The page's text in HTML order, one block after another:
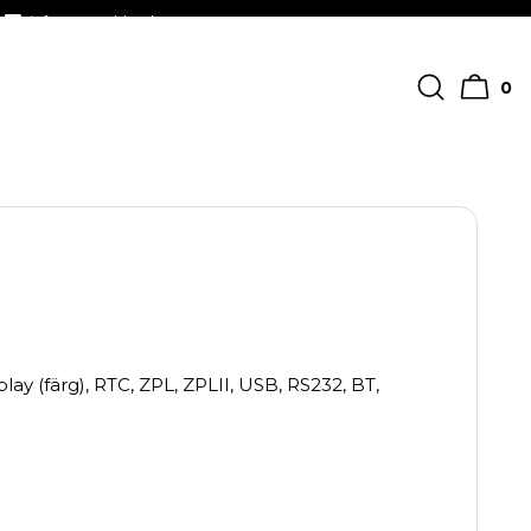
info@streckkodscenter.se
0
(färg), RTC, ZPL, ZPLII, USB, RS232, BT,